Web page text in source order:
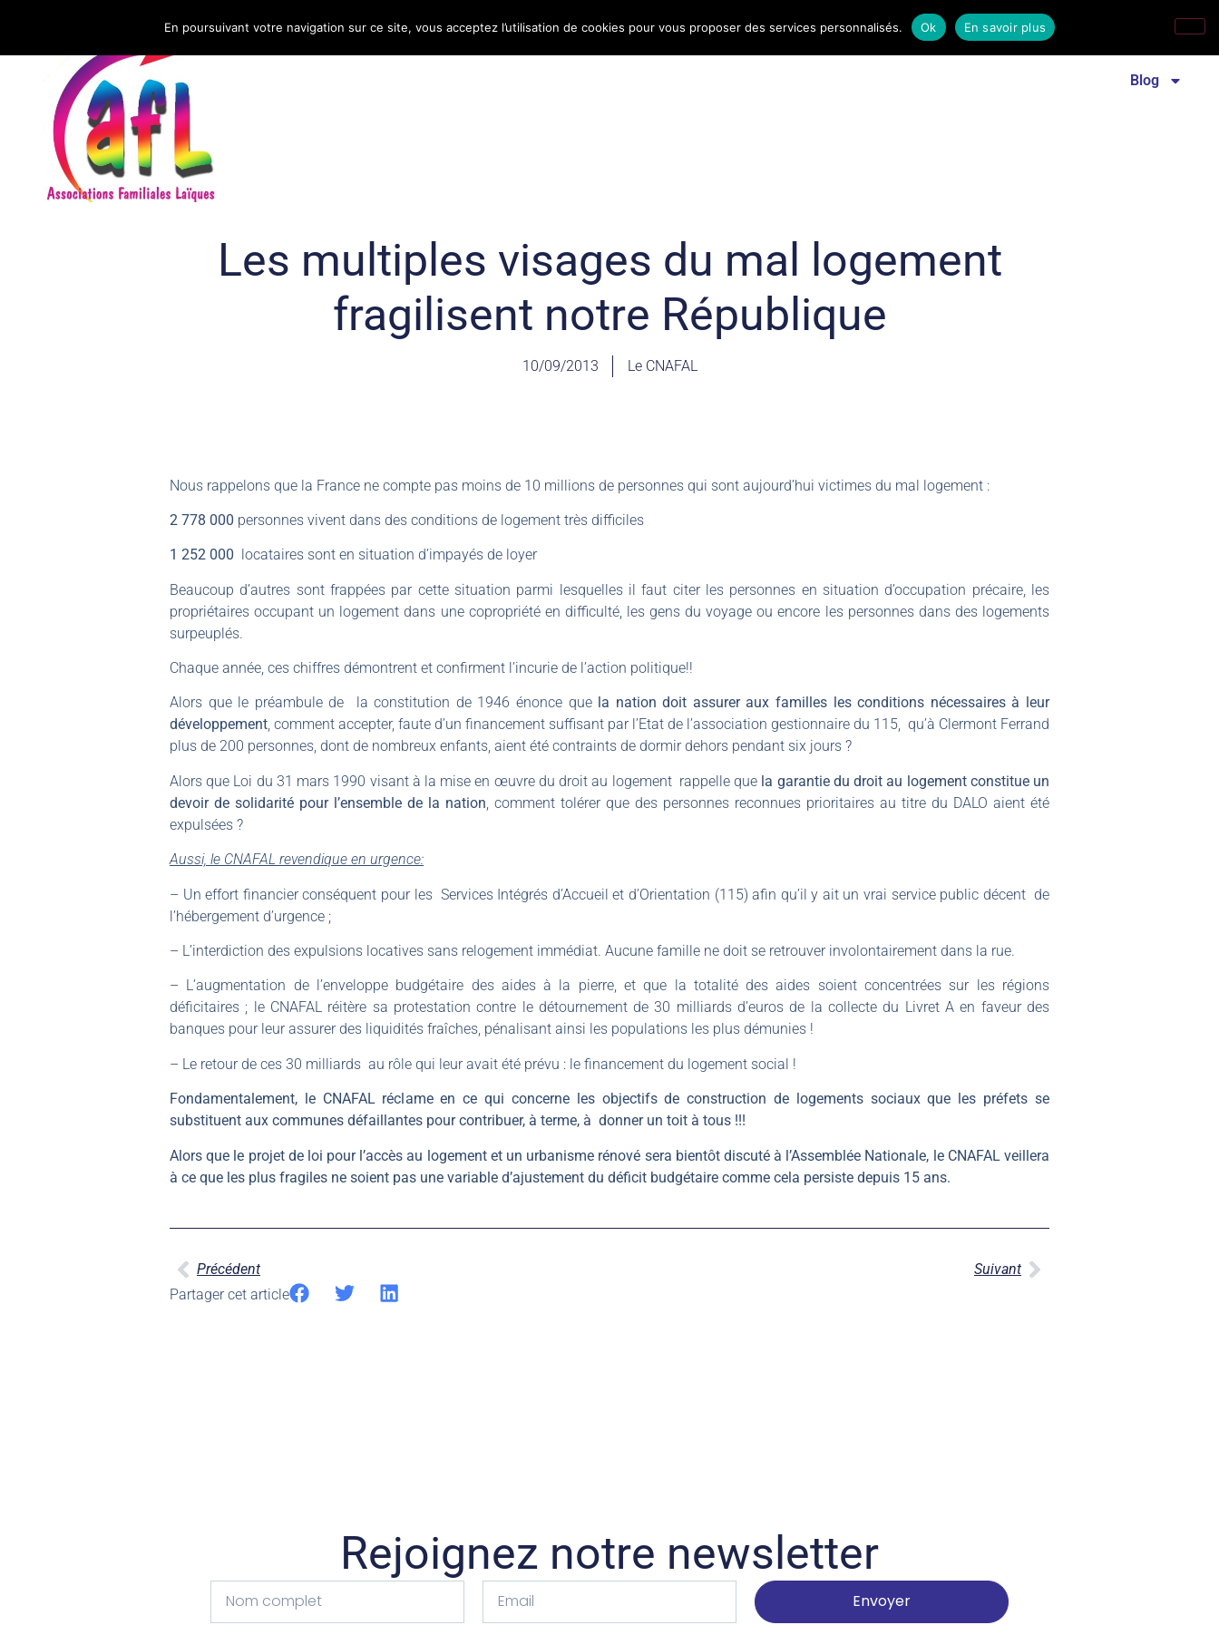
CNAFAL Bulletin d’information Infos conso Consomag Revue familles laïques Communiqué de presse
Blog
Les multiples visages du mal logement
fragilisent notre République
10/09/2013 Le CNAFAL
Nous rappelons que la France ne compte pas moins de 10 millions de personnes qui sont aujourd’hui victimes du mal logement :
2 778 000 personnes vivent dans des conditions de logement très difficiles
1 252 000 locataires sont en situation d’impayés de loyer
Beaucoup d’autres sont frappées par cette situation parmi lesquelles il faut citer les personnes en situation d’occupation précaire, les
propriétaires occupant un logement dans une copropriété en difficulté, les gens du voyage ou encore les personnes dans des logements
surpeuplés.
Chaque année, ces chiffres démontrent et confirment l’incurie de l’action politique!!
Alors que le préambule de la constitution de 1946 énonce que la nation doit assurer aux familles les conditions nécessaires à leur
développement, comment accepter, faute d’un financement suffisant par l’Etat de l’association gestionnaire du 115, qu’à Clermont Ferrand
plus de 200 personnes, dont de nombreux enfants, aient été contraints de dormir dehors pendant six jours ?
Alors que Loi du 31 mars 1990 visant à la mise en œuvre du droit au logement rappelle que la garantie du droit au logement constitue un
devoir de solidarité pour l’ensemble de la nation, comment tolérer que des personnes reconnues prioritaires au titre du DALO aient été
expulsées ?
Aussi, le CNAFAL revendique en urgence:
– Un effort financier conséquent pour les Services Intégrés d’Accueil et d’Orientation (115) afin qu’il y ait un vrai service public décent de
l’hébergement d’urgence ;
– L’interdiction des expulsions locatives sans relogement immédiat. Aucune famille ne doit se retrouver involontairement dans la rue.
– L’augmentation de l’enveloppe budgétaire des aides à la pierre, et que la totalité des aides soient concentrées sur les régions
déficitaires ; le CNAFAL réitère sa protestation contre le détournement de 30 milliards d’euros de la collecte du Livret A en faveur des
banques pour leur assurer des liquidités fraîches, pénalisant ainsi les populations les plus démunies !
– Le retour de ces 30 milliards au rôle qui leur avait été prévu : le financement du logement social !
Fondamentalement, le CNAFAL réclame en ce qui concerne les objectifs de construction de logements sociaux que les préfets se
substituent aux communes défaillantes pour contribuer, à terme, à donner un toit à tous !!!
Alors que le projet de loi pour l’accès au logement et un urbanisme rénové sera bientôt discuté à l’Assemblée Nationale, le CNAFAL veillera
à ce que les plus fragiles ne soient pas une variable d’ajustement du déficit budgétaire comme cela persiste depuis 15 ans.
Précédent
Suivant
Partager cet article
Rejoignez notre newsletter
Envoyer
En poursuivant votre navigation sur ce site, vous acceptez l’utilisation de cookies pour vous proposer des services personnalisés. Ok En savoir plus